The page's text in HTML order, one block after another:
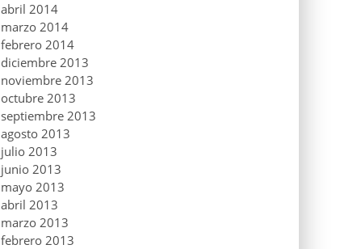
abril 2014
marzo 2014
febrero 2014
diciembre 2013
noviembre 2013
octubre 2013
septiembre 2013
agosto 2013
julio 2013
junio 2013
mayo 2013
abril 2013
marzo 2013
febrero 2013